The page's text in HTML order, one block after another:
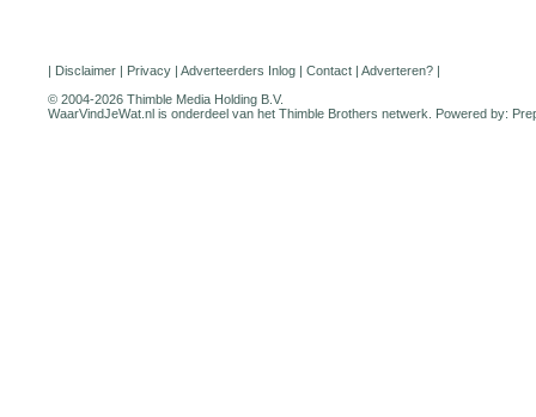
| Disclaimer | Privacy | Adverteerders Inlog | Contact | Adverteren? |
© 2004-2026 Thimble Media Holding B.V.
WaarVindJeWat.nl is onderdeel van het Thimble Brothers netwerk. Powered by: